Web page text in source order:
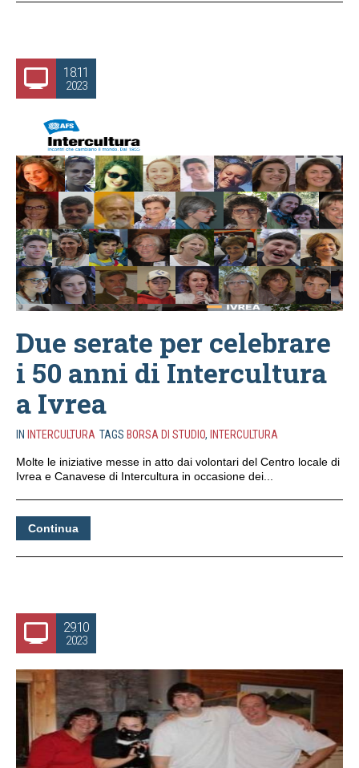
18.11
2023
Due serate per celebrare
i 50 anni di Intercultura
a Ivrea
IN INTERCULTURA TAGS BORSA DI STUDIO, INTERCULTURA
Molte le iniziative messe in atto dai volontari del Centro locale di
Ivrea e Canavese di Intercultura in occasione dei...
Continua
29.10
2023